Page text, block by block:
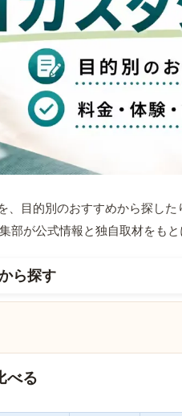
、目的別のおすすめから探し
部が公式情報と独自取材をもと
ら探す
べる